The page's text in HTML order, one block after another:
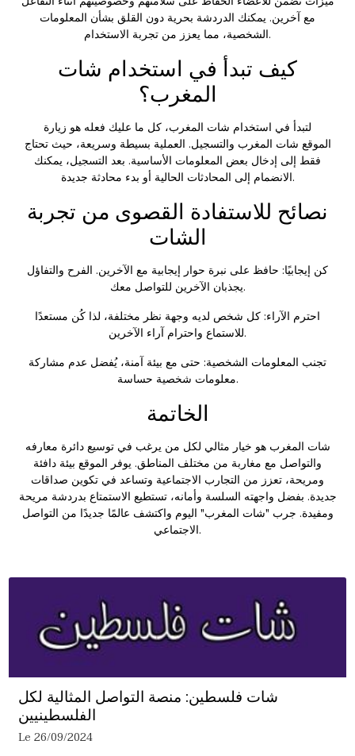
مع آخرين. يمكنك الدردشة بحرية دون القلق بشأن المعلومات
الشخصية، مما يعزز من تجربة الاستخدام.
كيف تبدأ في استخدام شات
المغرب؟
لتبدأ في استخدام شات المغرب، كل ما عليك فعله هو زيارة
الموقع شات المغرب والتسجيل. العملية بسيطة وسريعة، حيث تحتاج
فقط إلى إدخال بعض المعلومات الأساسية. بعد التسجيل، يمكنك
الانضمام إلى المحادثات الحالية أو بدء محادثة جديدة.
نصائح للاستفادة القصوى من تجربة
الشات
كن إيجابيًا: حافظ على نبرة حوار إيجابية مع الآخرين. الفرح والتفاؤل
يجذبان الآخرين للتواصل معك.
احترم الآراء: كل شخص لديه وجهة نظر مختلفة، لذا كُن مستعدًا
للاستماع واحترام آراء الآخرين.
تجنب المعلومات الشخصية: حتى مع بيئة آمنة، يُفضل عدم مشاركة
معلومات شخصية حساسة.
الخاتمة
شات المغرب هو خيار مثالي لكل من يرغب في توسيع دائرة معارفه
والتواصل مع مغاربة من مختلف المناطق. يوفر الموقع بيئة دافئة
ومريحة، تعزز من التجارب الاجتماعية وتساعد في تكوين صداقات
جديدة. بفضل واجهته السلسة وأمانه، تستطيع الاستمتاع بدردشة مريحة
ومفيدة. جرب "شات المغرب" اليوم واكتشف عالمًا جديدًا من التواصل
الاجتماعي.
شات فلسطين: منصة التواصل المثالية لكل
الفلسطينيين
Le 26/09/2024